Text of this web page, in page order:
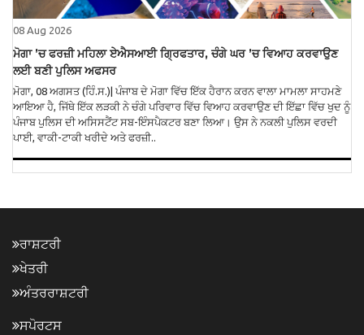
08 Aug 2026
ਮੋਗਾ ’ਚ ਫਰਜ਼ੀ ਮਹਿਲਾ ਏਐਸਆਈ ਗ੍ਰਿਫਤਾਰ, ਚੰਗੇ ਘਰ ’ਚ ਵਿਆਹ ਕਰਵਾਉਣ
ਲਈ ਬਣੀ ਪੁਲਿਸ ਅਫਸਰ
ਮੋਗਾ, 08 ਅਗਸਤ (ਹਿੰ.ਸ.)| ਪੰਜਾਬ ਦੇ ਮੋਗਾ ਵਿੱਚ ਇੱਕ ਹੈਰਾਨ ਕਰਨ ਵਾਲਾ ਮਾਮਲਾ ਸਾਹਮਣੇ
ਆਇਆ ਹੈ, ਜਿੱਥੇ ਇੱਕ ਲੜਕੀ ਨੇ ਚੰਗੇ ਪਰਿਵਾਰ ਵਿੱਚ ਵਿਆਹ ਕਰਵਾਉਣ ਦੀ ਇੱਛਾ ਵਿੱਚ ਖੁਦ ਨੂੰ
ਪੰਜਾਬ ਪੁਲਿਸ ਦੀ ਅਸਿਸਟੈਂਟ ਸਬ-ਇੰਸਪੈਕਟਰ ਬਣਾ ਲਿਆ। ਉਸ ਨੇ ਨਕਲੀ ਪੁਲਿਸ ਵਰਦੀ
ਪਾਈ, ਵਾਕੀ-ਟਾਕੀ ਖਰੀਦੇ ਅਤੇ ਫਰਜ਼ੀ..
ਰਾਸ਼ਟਰੀ
ਖੇਤਰੀ
ਅੰਤਰਰਾਸ਼ਟਰੀ
ਸਪੋਰਟਸ